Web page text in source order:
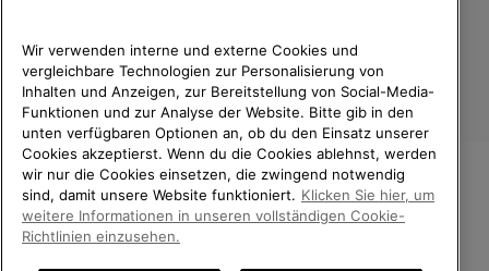
Deutschland
©2026SOREL. Alle Rechte vorbehalten.
WILLKOMMEN BEI SOREL.
BITTE WÄHLEN SIE IHR
LIEFERLAND.
Wir verwenden interne und externe Cookies und
vergleichbare Technologien zur Personalisierung von
Inhalten und Anzeigen, zur Bereitstellung von Social-Media-
Funktionen und zur Analyse der Website. Bitte gib in den
unten verfügbaren Optionen an, ob du den Einsatz unserer
Cookies akzeptierst. Wenn du die Cookies ablehnst, werden
wir nur die Cookies einsetzen, die zwingend notwendig
sind, damit unsere Website funktioniert. Klicken Sie hier, um
weitere Informationen in unseren vollständigen Cookie-
Richtlinien einzusehen.